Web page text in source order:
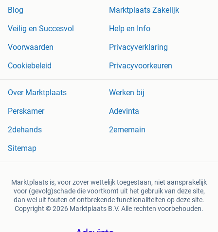
Blog
Marktplaats Zakelijk
Veilig en Succesvol
Help en Info
Voorwaarden
Privacyverklaring
Cookiebeleid
Privacyvoorkeuren
Over Marktplaats
Werken bij
Perskamer
Adevinta
2dehands
2ememain
Sitemap
Marktplaats is, voor zover wettelijk toegestaan, niet aansprakelijk
voor (gevolg)schade die voortkomt uit het gebruik van deze site,
dan wel uit fouten of ontbrekende functionaliteiten op deze site.
Copyright © 2026 Marktplaats B.V. Alle rechten voorbehouden.